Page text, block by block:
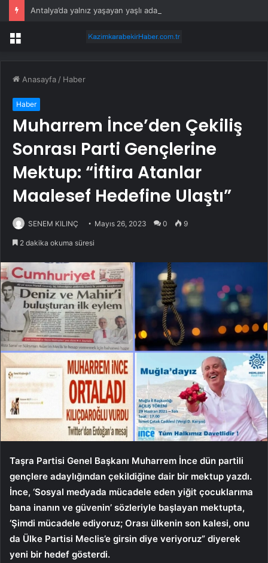
Antalya’da yalnız yaşayan yaşlı adam evinde ölü bulundu
Menü
Anasayfa / Haber
Haber
Muharrem İnce’den Çekiliş
Sonrası Parti Gençlerine
Mektup: “İftira Atanlar
Maalesef Hedefine Ulaştı”
SENEM KILINÇ Mayıs 26, 2023 0 9
2 dakika okuma süresi
Taşra Partisi Genel Başkanı Muharrem İnce dün partili
gençlere adaylığından çekildiğine dair bir mektup yazdı.
İnce, ‘Sosyal medyada mücadele eden yiğit çocuklarıma
bana inanın ve güvenin’ sözleriyle başlayan mektupta,
‘Şimdi mücadele ediyoruz; Orası ülkenin son kalesi, onu
da Ülke Partisi Meclis’e girsin diye veriyoruz” diyerek
yeni bir hedef gösterdi.